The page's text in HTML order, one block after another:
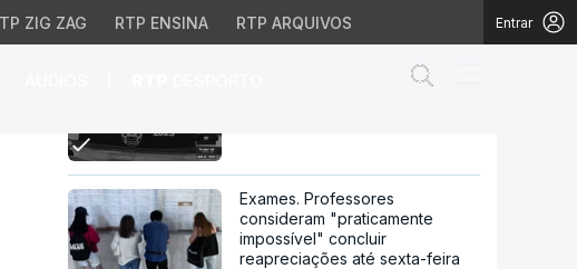
ZIG ZAG RTP ENSINA RTP ARQUIVOS Entrar
para emagrecer
Médica detida por fraude com
Exames. Professores
consideram "praticamente
impossível" concluir
reapreciações até sexta-feira